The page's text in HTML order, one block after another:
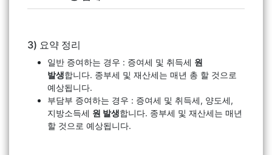
3) 요약 정리
일반 증여하는 경우 : 증여세 및 취득세 원
발생합니다. 종부세 및 재산세는 매년 총 할 것으로
예상됩니다.
부담부 증여하는 경우 : 증여세 및 취득세, 양도세,
지방소득세 원 발생합니다. 종부세 및 재산세는 매년
할 것으로 예상됩니다.